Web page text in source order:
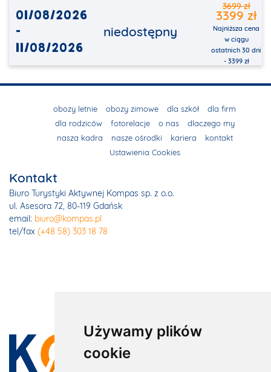
Używamy plików
cookie
01/08/2026
-
11/08/2026
niedostępny
3699 zł
3399 zł
Najniższa cena
w ciągu
ostatnich 30 dni
- 3399 zł
obozy letnie obozy zimowe dla szkół
dla firm
dla rodziców
fotorelacje o nas
dlaczego my
nasza kadra
nasze ośrodki kariera
kontakt
Ustawienia Cookies
Kontakt
Biuro Turystyki Aktywnej Kompas sp. z o.o.
ul. Asesora 72, 80-119 Gdańsk
email: biuro@kompas.pl
tel/fax (+48 58) 303 18 78